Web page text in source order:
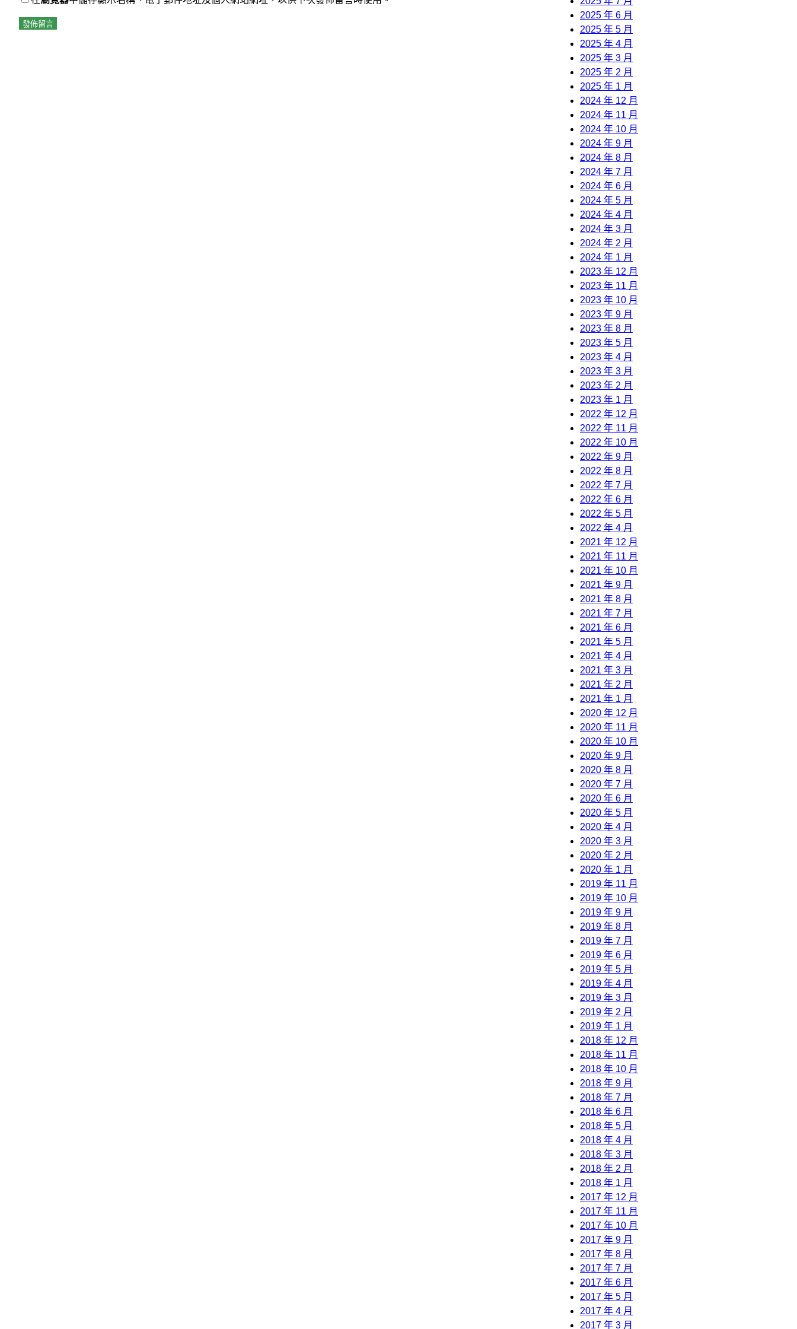
2025 年 6 月
2025 年 5 月
2025 年 4 月
2025 年 3 月
2025 年 2 月
2025 年 1 月
2024 年 12 月
2024 年 11 月
2024 年 10 月
2024 年 9 月
2024 年 8 月
2024 年 7 月
2024 年 6 月
2024 年 5 月
2024 年 4 月
2024 年 3 月
2024 年 2 月
2024 年 1 月
2023 年 12 月
2023 年 11 月
2023 年 10 月
2023 年 9 月
2023 年 8 月
2023 年 5 月
2023 年 4 月
2023 年 3 月
2023 年 2 月
2023 年 1 月
2022 年 12 月
2022 年 11 月
2022 年 10 月
2022 年 9 月
2022 年 8 月
2022 年 7 月
2022 年 6 月
2022 年 5 月
2022 年 4 月
2021 年 12 月
2021 年 11 月
2021 年 10 月
2021 年 9 月
2021 年 8 月
2021 年 7 月
2021 年 6 月
2021 年 5 月
2021 年 4 月
2021 年 3 月
2021 年 2 月
2021 年 1 月
2020 年 12 月
2020 年 11 月
2020 年 10 月
2020 年 9 月
2020 年 8 月
2020 年 7 月
2020 年 6 月
2020 年 5 月
2020 年 4 月
2020 年 3 月
2020 年 2 月
2020 年 1 月
2019 年 11 月
2019 年 10 月
2019 年 9 月
2019 年 8 月
2019 年 7 月
2019 年 6 月
2019 年 5 月
2019 年 4 月
2019 年 3 月
2019 年 2 月
2019 年 1 月
2018 年 12 月
2018 年 11 月
2018 年 10 月
2018 年 9 月
2018 年 7 月
2018 年 6 月
2018 年 5 月
2018 年 4 月
2018 年 3 月
2018 年 2 月
2018 年 1 月
2017 年 12 月
2017 年 11 月
2017 年 10 月
2017 年 9 月
2017 年 8 月
2017 年 7 月
2017 年 6 月
2017 年 5 月
2017 年 4 月
2017 年 3 月